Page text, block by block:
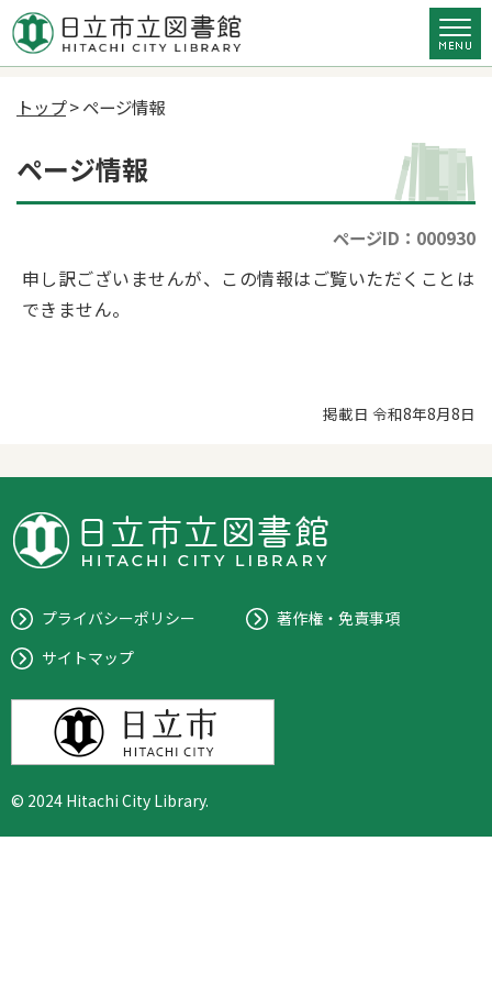
トップ> ページ情報
ページ情報
ページID：000930
申し訳ございませんが、この情報はご覧いただくことは
できません。
掲載日 令和8年8月8日
プライバシーポリシー
著作権・免責事項
サイトマップ
© 2024 Hitachi City Library.